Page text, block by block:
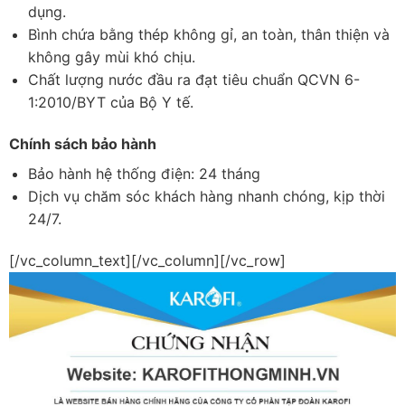
dụng.
Bình chứa bằng thép không gỉ, an toàn, thân thiện và
không gây mùi khó chịu.
Chất lượng nước đầu ra đạt tiêu chuẩn QCVN 6-
1:2010/BYT của Bộ Y tế.
Chính sách bảo hành
Bảo hành hệ thống điện: 24 tháng
Dịch vụ chăm sóc khách hàng nhanh chóng, kịp thời
24/7.
[/vc_column_text][/vc_column][/vc_row]